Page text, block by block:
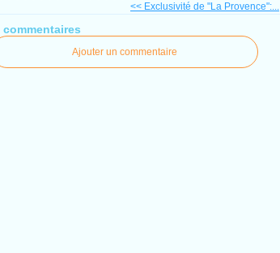
<< Exclusivité de "La Provence":...
commentaires
Ajouter un commentaire